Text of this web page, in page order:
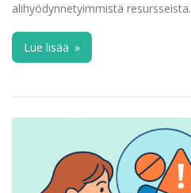
alihyödynnetyimmistä resursseista.
Lue lisää »